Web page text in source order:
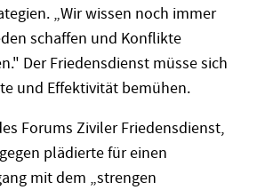
„Wir wissen noch immer
schaffen und Konflikte
Der Friedensdienst müsse sich
und Effektivität bemühen.
Forums Ziviler Friedensdienst,
plädierte für einen
mit dem „strengen